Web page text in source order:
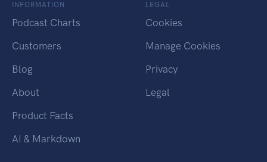
INFORMATION
Podcast Charts
Customers
Blog
About
Product Facts
AI & Markdown
LEGAL
Cookies
Manage Cookies
Privacy
Legal